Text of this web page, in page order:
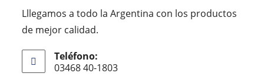
Lllegamos a todo la Argentina con los productos
de mejor calidad.
Teléfono:
03468 40-1803